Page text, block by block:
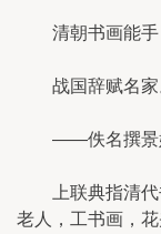
清朝书画能手
战国辞赋名家
——佚名撰景
上联典指清代
老人，工书画，